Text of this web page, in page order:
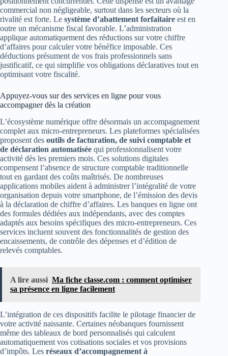
commercial non négligeable, surtout dans les secteurs où la
rivalité est forte. Le système d’abattement forfaitaire est en
outre un mécanisme fiscal favorable. L’administration
applique automatiquement des réductions sur votre chiffre
d’affaires pour calculer votre bénéfice imposable. Ces
déductions présument de vos frais professionnels sans
justificatif, ce qui simplifie vos obligations déclaratives tout en
optimisant votre fiscalité.
Appuyez-vous sur des services en ligne pour vous
accompagner dès la création
L’écosystème numérique offre désormais un accompagnement
complet aux micro-entrepreneurs. Les plateformes spécialisées
proposent des outils de facturation, de suivi comptable et
de déclaration automatisée qui professionnalisent votre
activité dès les premiers mois. Ces solutions digitales
compensent l’absence de structure comptable traditionnelle
tout en gardant des coûts maîtrisés. De nombreuses
applications mobiles aident à administrer l’intégralité de votre
organisation depuis votre smartphone, de l’émission des devis
à la déclaration de chiffre d’affaires. Les banques en ligne ont
des formules dédiées aux indépendants, avec des comptes
adaptés aux besoins spécifiques des micro-entrepreneurs. Ces
services incluent souvent des fonctionnalités de gestion des
encaissements, de contrôle des dépenses et d’édition de
relevés comptables.
A lire aussi Ma fiche classe.com : comment optimiser
sa présence en ligne facilement
L’intégration de ces dispositifs facilite le pilotage financier de
votre activité naissante. Certaines néobanques fournissent
même des tableaux de bord personnalisés qui calculent
automatiquement vos cotisations sociales et vos provisions
d’impôts. Les réseaux d’accompagnement à